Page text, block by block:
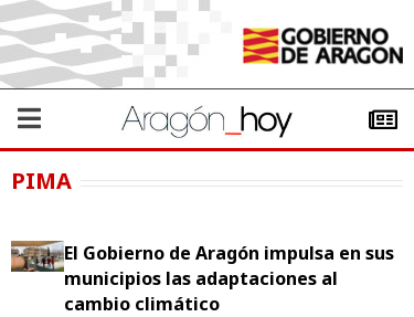
PIMA
El Gobierno de Aragón impulsa en sus
municipios las adaptaciones al
cambio climático